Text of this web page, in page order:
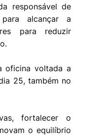
responsável de
alcançar a
para reduzir
oficina voltada a
25, também no
fortalecer o
o equilíbrio